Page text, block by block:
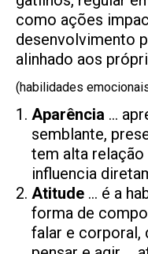
como ações
desenvolvimento
alinhado aos
(habilidades
Aparência …
semblante,
tem alta
influencia
Atitude … é a
forma de
falar e corporal,